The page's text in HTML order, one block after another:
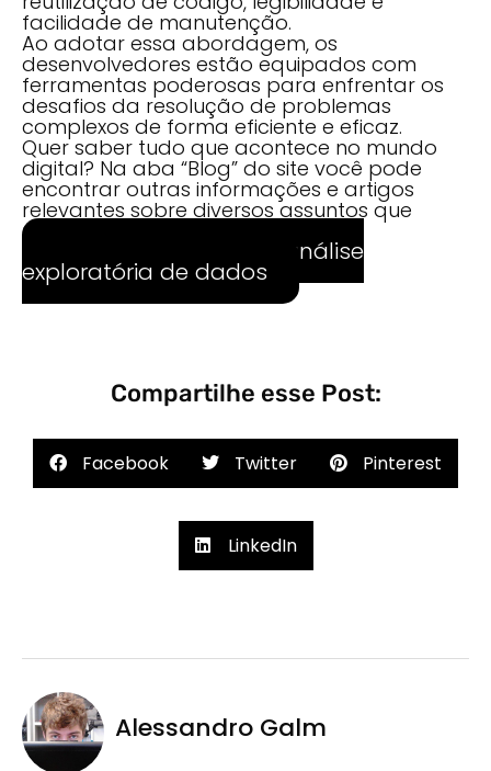
facilidade de manutenção.
Ao adotar essa abordagem, os
desenvolvedores estão equipados com
ferramentas poderosas para enfrentar os
desafios da resolução de problemas
complexos de forma eficiente e eficaz.
Quer saber tudo que acontece no mundo
digital? Na aba “Blog” do site você pode
encontrar outras informações e artigos
relevantes sobre diversos assuntos que
podem te interessar.
Aprenda tudo sobre análise
exploratória de dados
Compartilhe esse Post:
Facebook Twitter Pinterest
LinkedIn
Alessandro Galm